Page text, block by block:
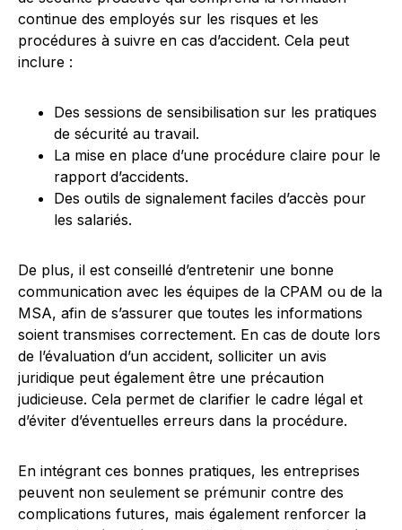
continue des employés sur les risques et les
procédures à suivre en cas d’accident. Cela peut
inclure :
Des sessions de sensibilisation sur les pratiques
de sécurité au travail.
La mise en place d’une procédure claire pour le
rapport d’accidents.
Des outils de signalement faciles d’accès pour
les salariés.
De plus, il est conseillé d’entretenir une bonne
communication avec les équipes de la CPAM ou de la
MSA, afin de s’assurer que toutes les informations
soient transmises correctement. En cas de doute lors
de l’évaluation d’un accident, solliciter un avis
juridique peut également être une précaution
judicieuse. Cela permet de clarifier le cadre légal et
d’éviter d’éventuelles erreurs dans la procédure.
En intégrant ces bonnes pratiques, les entreprises
peuvent non seulement se prémunir contre des
complications futures, mais également renforcer la